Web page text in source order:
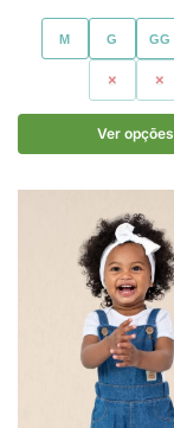
M G GG
2 3
Ver opções